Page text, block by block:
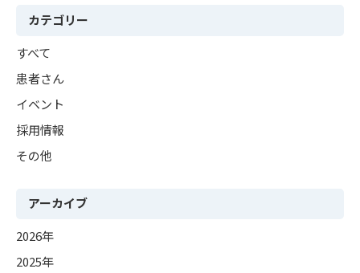
カテゴリー
すべて
患者さん
イベント
採用情報
その他
アーカイブ
2026年
2025年